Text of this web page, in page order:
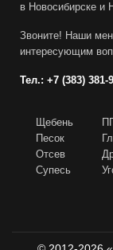
в Новосибирске и
Звоните! Наши
интересующим
Тел.: +7 (383) 381-
Щебень
Песок
Отсев
Супесь